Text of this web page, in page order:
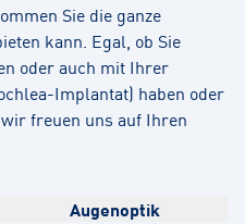
Sie die ganze
kann. Egal, ob Sie
oder auch mit Ihrer
Implantat) haben oder
freuen uns auf Ihren
Augenoptik